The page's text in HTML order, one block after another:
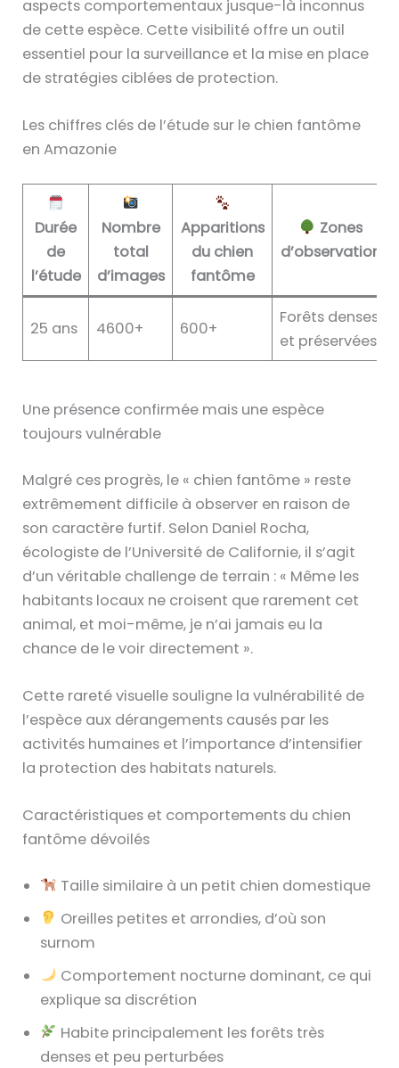
aspects comportementaux jusque-là inconnus
de cette espèce. Cette visibilité offre un outil
essentiel pour la surveillance et la mise en place
de stratégies ciblées de protection.
Les chiffres clés de l’étude sur le chien fantôme
en Amazonie
Durée
de
l’étude
Nombre
total
d’images
Apparitions
du chien
fantôme
Zones
d’observation
25 ans 4600+ 600+
Forêts denses
et préservées
Une présence confirmée mais une espèce
toujours vulnérable
Malgré ces progrès, le « chien fantôme » reste
extrêmement difficile à observer en raison de
son caractère furtif. Selon Daniel Rocha,
écologiste de l’Université de Californie, il s’agit
d’un véritable challenge de terrain : « Même les
habitants locaux ne croisent que rarement cet
animal, et moi-même, je n’ai jamais eu la
chance de le voir directement ».
Cette rareté visuelle souligne la vulnérabilité de
l’espèce aux dérangements causés par les
activités humaines et l’importance d’intensifier
la protection des habitats naturels.
Caractéristiques et comportements du chien
fantôme dévoilés
Taille similaire à un petit chien domestique
Oreilles petites et arrondies, d’où son
surnom
Comportement nocturne dominant, ce qui
explique sa discrétion
Habite principalement les forêts très
denses et peu perturbées